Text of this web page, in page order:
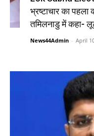
भ्रष्टाचार का पहला
तमिलनाडु में कहा-
News44Admin - April